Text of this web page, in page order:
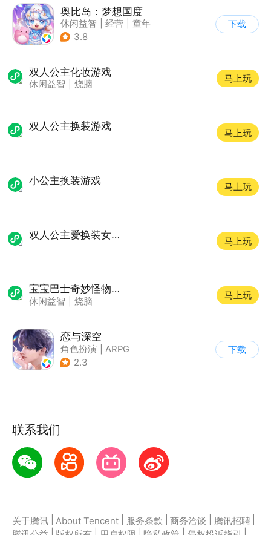
奥比岛：梦想国度
休闲益智 经营
童年
| 萌系
3.8
下载
双人公主化妆游戏
休闲益智 烧脑
马上玩
双人公主换装游戏
马上玩
小公主换装游戏
马上玩
双人公主爱换装女生小游戏
马上玩
宝宝巴士奇妙怪物医院
休闲益智 烧脑
马上玩
恋与深空
角色扮演
ARPG
| 恋爱
2.3
下载
联系我们
关于腾讯 About Tencent 服务条款 商务洽谈 腾讯招聘